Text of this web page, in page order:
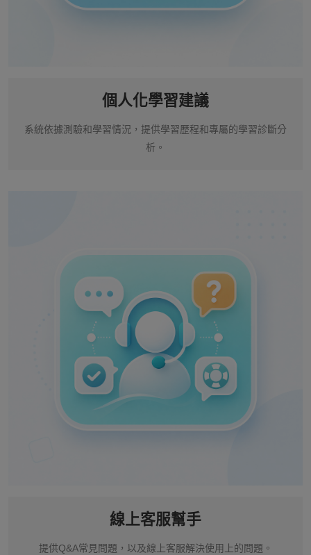
個人化學習建議
系統依據測驗和學習情況，提供學習歷程和專屬的學習診斷分
析。
線上客服幫手
提供Q&A常見問題，以及線上客服解決使用上的問題。